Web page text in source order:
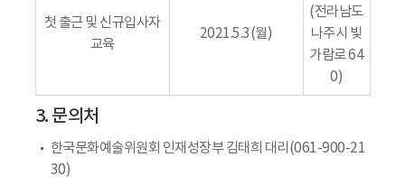
첫 출근 및 신규입사자
교육
2021.5.3(월)
(전라남도
나주시 빛
가람로 64
0)
3. 문의처
한국문화예술위원회 인재성장부 김태희 대리(061-900-21
30)